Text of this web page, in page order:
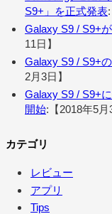
S9+」を正式発表
Galaxy S9 / S9+
11日】
Galaxy S9 / S9+
2月3日】
Galaxy S9 / S9+
開始:【2018年5月
カテゴリ
レビュー
アプリ
Tips